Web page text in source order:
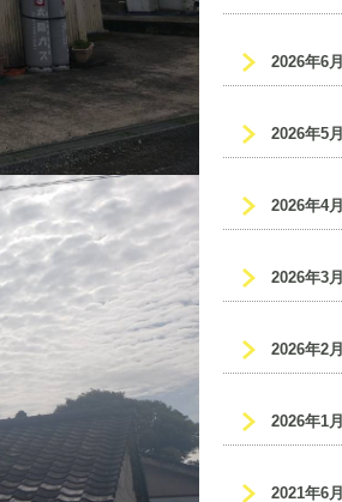
2026年6月
2026年5月
2026年4月
2026年3月
2026年2月
2026年1月
2021年6月